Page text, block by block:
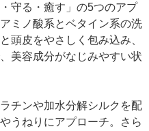
守る・癒す」の5つのアプ
ミノ酸系とベタイン系の洗
頭皮をやさしく包み込み、
美容成分がなじみやすい状
チンや加水分解シルクを配
うねりにアプローチ。さら